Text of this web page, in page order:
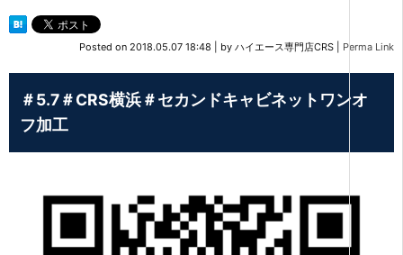
Posted on 2018.05.07 18:48 by ハイエース専門店CRS Perma Link
＃5.7＃CRS横浜＃セカンドキャビネットワンオ
フ加工